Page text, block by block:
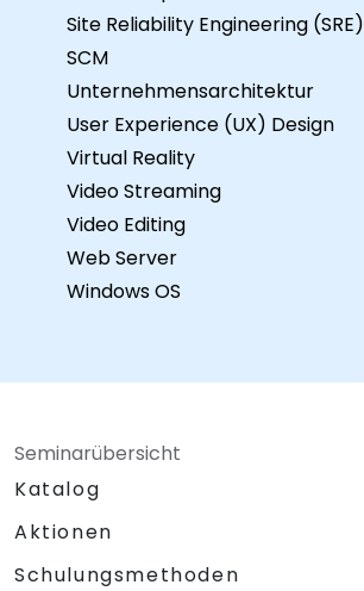
Site Reliability Engineering (SRE)
SCM
Unternehmensarchitektur
User Experience (UX) Design
Virtual Reality
Video Streaming
Video Editing
Web Server
Windows OS
Seminarübersicht
Katalog
Aktionen
Schulungsmethoden